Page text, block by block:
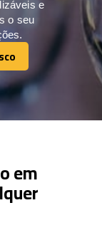
e
o seu
em